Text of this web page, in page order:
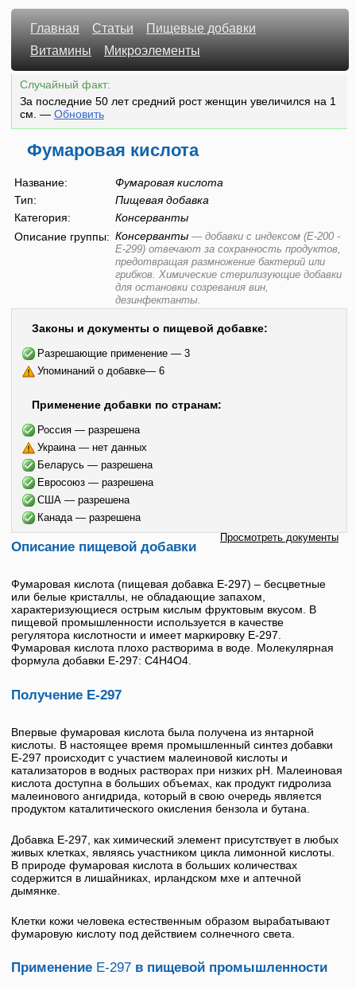
Главная Статьи
Пищевые добавки
Витамины
Микроэлементы
Случайный факт:
За последние 50 лет средний рост женщин увеличился на 1
см. — Обновить
Фумаровая кислота
Название:
Фумаровая кислота
Тип:
Пищевая добавка
Категория:
Консерванты
Описание группы: Консерванты — добавки с индексом (E-200 -
E-299) отвечают за сохранность продуктов,
предотвращая размножение бактерий или
грибков. Химические стерилизующие добавки
для остановки созревания вин,
дезинфектанты.
Законы и документы о пищевой добавке:
Разрешающие применение — 3
Упоминаний о добавке— 6
Применение добавки по странам:
Россия — разрешена
Украина — нет данных
Беларусь — разрешена
Евросоюз — разрешена
США — разрешена
Канада — разрешена
Просмотреть документы
Описание пищевой добавки
Фумаровая кислота (пищевая добавка Е-297) – бесцветные
или белые кристаллы, не обладающие запахом,
характеризующиеся острым кислым фруктовым вкусом. В
пищевой промышленности используется в качестве
регулятора кислотности и имеет маркировку Е-297.
Фумаровая кислота плохо растворима в воде. Молекулярная
формула добавки Е-297: C4H4O4.
Получение Е-297
Впервые фумаровая кислота была получена из янтарной
кислоты. В настоящее время промышленный синтез добавки
Е-297 происходит с участием малеиновой кислоты и
катализаторов в водных растворах при низких рH. Малеиновая
кислота доступна в больших объемах, как продукт гидролиза
малеинового ангидрида, который в свою очередь является
продуктом каталитического окисления бензола и бутана.
Добавка Е-297 , как химический элемент присутствует в любых
живых клетках, являясь участником цикла лимонной кислоты.
В природе фумаровая кислота в больших количествах
содержится в лишайниках, ирландском мхе и аптечной
дымянке.
Клетки кожи человека естественным образом вырабатывают
фумаровую кислоту под действием солнечного света.
Применение Е-297 в пищевой промышленности